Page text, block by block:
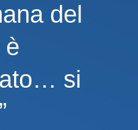
del
è
si